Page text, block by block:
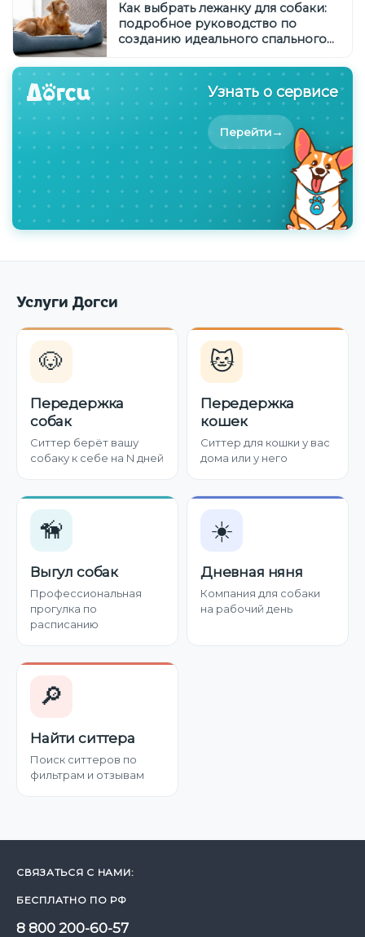
Как выбрать лежанку для собаки:
подробное руководство по
созданию идеального спального
Узнать о сервисе
Перейти→
Услуги Догси
🐶
Передержка
собак
Ситтер берёт вашу
собаку к себе на N дней
🐱
Передержка
кошек
Ситтер для кошки у вас
дома или у него
🦮
Выгул собак
Профессиональная
прогулка по
расписанию
☀️
Дневная няня
Компания для собаки
на рабочий день
🔎
Найти ситтера
Поиск ситтеров по
фильтрам и отзывам
СВЯЗАТЬСЯ С НАМИ:
БЕСПЛАТНО ПО РФ
8 800 200-60-57